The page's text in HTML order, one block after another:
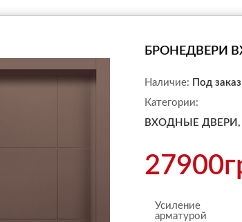
БРОНЕДВЕРИ
Наличие: Под заказ
Категории:
ВХОДНЫЕ ДВЕРИ,
Усиление
арматурой